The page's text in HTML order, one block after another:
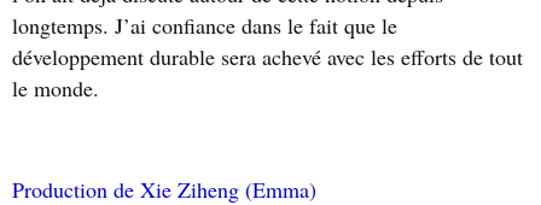
longtemps. J’ai confiance dans le fait que le
développement durable sera achevé avec les efforts de tout
le monde.
Production de Xie Ziheng (Emma)